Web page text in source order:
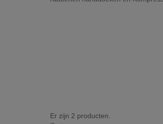
Er zijn 2 producten.